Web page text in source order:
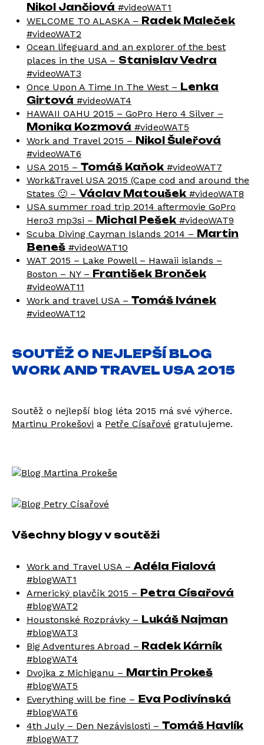
Nikol Jančiová ‪#‎videoWAT1
WELCOME TO ALASKA – Radek Maleček
‪#‎videoWAT2
Ocean lifeguard and an explorer of the best
places in the USA – Stanislav Vedra
‪#‎videoWAT3‬
Once Upon A Time In The West – Lenka
Girtová ‪#‎videoWAT4
HAWAII OAHU 2015 – GoPro Hero 4 Silver –
Monika Kozmová ‪#‎videoWAT5
Work and Travel 2015 – Nikol Šuleřová
‪#‎videoWAT6‬
USA 2015 – Tomáš Kaňok ‪#‎videoWAT7
Work&Travel USA 2015 (Cape cod and around the
States 🙂 – Václav Matoušek ‪#‎videoWAT8
USA summer road trip 2014 aftermovie GoPro
Hero3 mp3si – Michal Pešek ‪#‎videoWAT9
Scuba Diving Cayman Islands 2014 – Martin
Beneš ‪#‎videoWAT10‬
WAT 2015 – Lake Powell – Hawaii islands –
Boston – NY – František Bronček
‪#‎videoWAT11
Work and travel USA – Tomáš Ivánek
‪#‎videoWAT12‬
SOUTĚŽ O NEJLEPŠÍ BLOG
WORK AND TRAVEL USA 2015
Soutěž o nejlepší blog léta 2015 má své výherce.
Martinu Prokešovi a Petře Císařové gratulujeme.
Všechny blogy v soutěži
Work and Travel USA – Adéla Fialová
‪#‎blogWAT1‬
Americký plavčík 2015 – Petra Císařová
‪#‎blogWAT2
Houstonské Rozprávky – Lukáš Najman
‪#‎blogWAT3‬
Big Adventures Abroad – Radek Kárník
‪#‎blogWAT4
Dvojka z Michiganu – Martin Prokeš
‪#‎blogWAT5‬
Everything will be fine – Eva Podivínská
‪#‎blogWAT6
4th July – Den Nezávislosti – Tomáš Havlík
‪#‎blogWAT7